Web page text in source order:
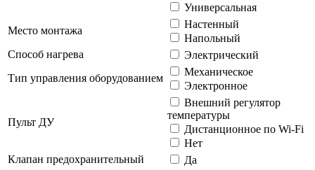
Универсальная
Место монтажа
Настенный
Напольный
Способ нагрева
Электрический
Тип управления оборудованием
Механическое
Электронное
Пульт ДУ
Внешний регулятор
температуры
Дистанционное по Wi-Fi
Нет
Клапан предохранительный
Да